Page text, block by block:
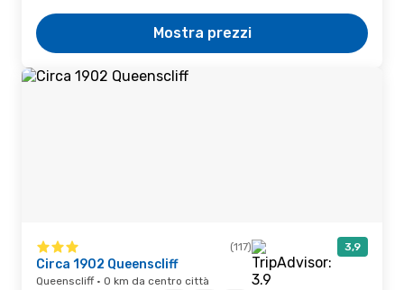
Mostra prezzi
(117) 3,9
Circa 1902 Queenscliff
Queenscliff · 0 km da centro città